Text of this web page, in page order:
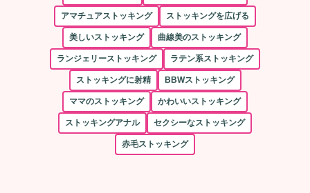
アマチュアストッキング ストッキングを広げる
美しいストッキング 曲線美のストッキング
ランジェリーストッキング ラテン系ストッキング
ストッキングに射精 BBWストッキング
ママのストッキング かわいいストッキング
ストッキングアナル セクシーなストッキング
赤毛ストッキング